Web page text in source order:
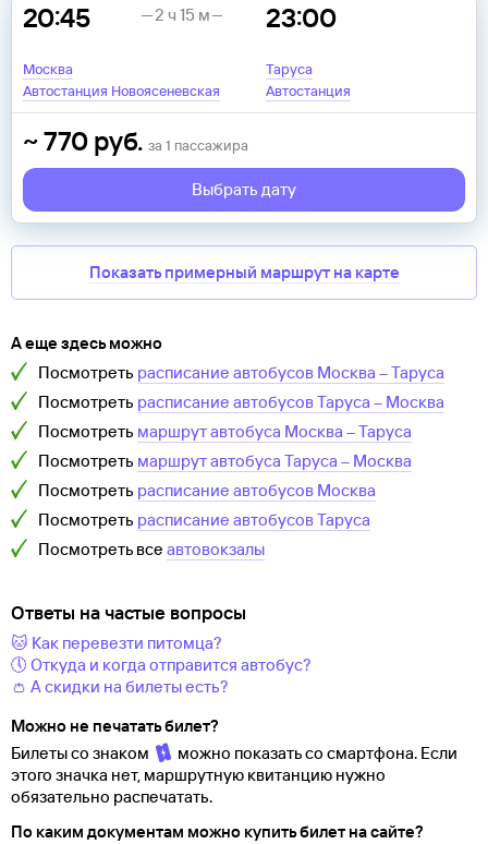
20:45
Москва
Автостанция Новоясеневская
23:00
Таруса
Автостанция
2 ч 15 м
~770 руб. за 1 пассажира
Выбрать дату
Показать примерный маршрут на карте
А еще здесь можно
Посмотреть расписание автобусов Москва –Таруса
Посмотреть расписание автобусовТаруса – Москва
Посмотреть маршрут автобуса Москва –Таруса
Посмотреть маршрут автобуса Таруса – Москва
Посмотреть расписание автобусов Москва
Посмотреть расписание автобусовТаруса
Посмотреть все автовокзалы
Ответы на частые вопросы
🐱 Как перевезти питомца?
🕔 Откуда и когда отправится автобус?
👛 А скидки на билеты есть?
Можно не печатать билет?
Билеты со знаком
можно показать со смартфона. Если
этого значка нет, маршрутную квитанцию нужно
обязательно распечатать.
По каким документам можно купить билет на сайте?